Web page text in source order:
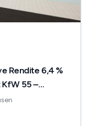
Rendite 6,4 %
55 –